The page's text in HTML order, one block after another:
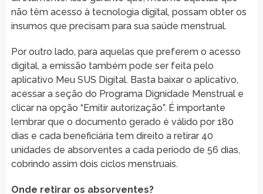
não têm acesso à tecnologia digital, possam obter os
insumos que precisam para sua saúde menstrual.
Por outro lado, para aquelas que preferem o acesso
digital, a emissão também pode ser feita pelo
aplicativo Meu SUS Digital. Basta baixar o aplicativo,
acessar a seção do Programa Dignidade Menstrual e
clicar na opção “Emitir autorização”. É importante
lembrar que o documento gerado é válido por 180
dias e cada beneficiária tem direito a retirar 40
unidades de absorventes a cada período de 56 dias,
cobrindo assim dois ciclos menstruais.
Onde retirar os absorventes?